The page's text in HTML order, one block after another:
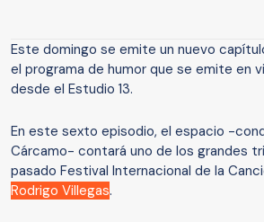
Este domingo se emite un nuevo
el programa de humor que se emite en
desde el Estudio 13.
En este sexto episodio, el espacio -
Cárcamo- contará uno de los grandes
pasado Festival Internacional de la
Rodrigo Villegas.